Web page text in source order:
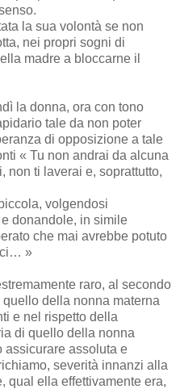
la sua volontà se non
nei propri sogni di
madre a bloccarne il
la donna, ora con tono
tale da non poter
di opposizione a tale
« Tu non andrai da alcuna
non ti laverai e, soprattutto,
volgendosi
donandole, in simile
che mai avrebbe potuto
»
raro, al secondo
della nonna materna
e nel rispetto della
di quello della nonna
assicurare assoluta e
severità innanzi alla
qual ella effettivamente era,